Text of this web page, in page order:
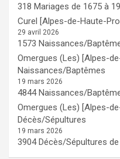
318 Mariages de 1675 à
Curel [Alpes-de-Haute-
29 avril 2026
1573 Naissances/
Omergues (Les) [Alpes-
Naissances/Baptêmes
19 mars 2026
4844 Naissances/
Omergues (Les) [Alpes-
Décès/Sépultures
19 mars 2026
3904 Décès/Sépultures